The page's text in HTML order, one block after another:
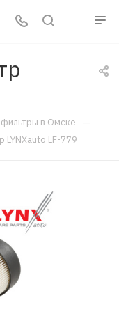
в Омске —
LYNXauto LF-779